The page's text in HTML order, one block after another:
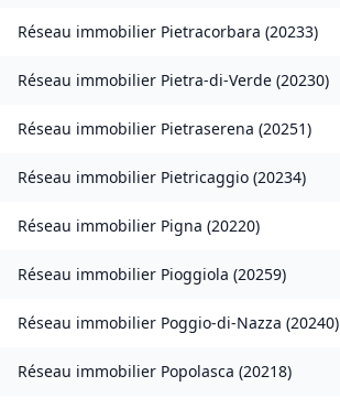
Réseau immobilier Pietracorbara (20233)
Réseau immobilier Pietra-di-Verde (20230)
Réseau immobilier Pietraserena (20251)
Réseau immobilier Pietricaggio (20234)
Réseau immobilier Pigna (20220)
Réseau immobilier Pioggiola (20259)
Réseau immobilier Poggio-di-Nazza (20240)
Réseau immobilier Popolasca (20218)